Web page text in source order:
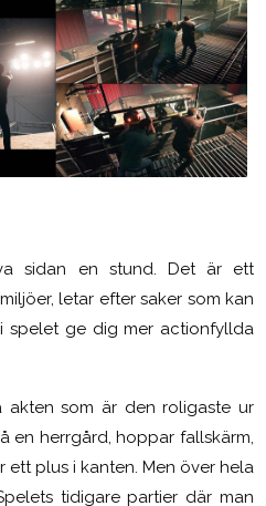
sidan en stund. Det är ett
letar efter saker som kan
spelet ge dig mer actionfyllda
akten som är den roligaste ur
en herrgård, hoppar fallskärm,
plus i kanten. Men över hela
tidigare partier där man